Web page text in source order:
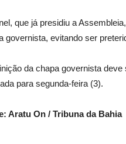
que já presidiu a
governista, evitando ser
da chapa governista
para segunda-feira (3).
Aratu On / Tribuna da Bahia